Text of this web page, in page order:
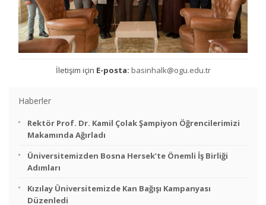
İletişim için E-posta: basinhalk@ogu.edu.tr
Haberler
Rektör Prof. Dr. Kamil Çolak Şampiyon Öğrencilerimizi
Makamında Ağırladı
Üniversitemizden Bosna Hersek’te Önemli İş Birliği
Adımları
Kızılay Üniversitemizde Kan Bağışı Kampanyası
Düzenledi